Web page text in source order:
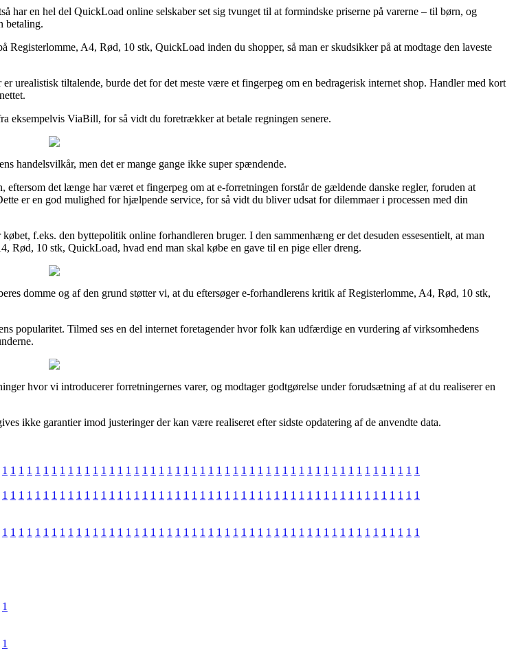
har en hel del QuickLoad online selskaber set sig tvunget til at formindske priserne på varerne – til børn, og
betaling.
A4, Rød, 10 stk, QuickLoad inden du shopper, så man er skudsikker på at modtage den laveste
urealistisk tiltalende, burde det for det meste være et fingerpeg om en bedragerisk internet shop. Handler med kort
eksempelvis ViaBill, for så vidt du foretrækker at betale regningen senere.
handelsvilkår, men det er mange gange ikke super spændende.
det længe har været et fingerpeg om at e-forretningen forstår de gældende danske regler, foruden at
er en god mulighed for hjælpende service, for så vidt du bliver udsat for dilemmaer i processen med din
f.eks. den byttepolitik online forhandleren bruger. I den sammenhæng er det desuden essesentielt, at man
Rød, 10 stk, QuickLoad, hvad end man skal købe en gave til en pige eller dreng.
domme og af den grund støtter vi, at du eftersøger e-forhandlerens kritik af Registerlomme, A4, Rød, 10 stk,
popularitet. Tilmed ses en del internet foretagender hvor folk kan udfærdige en vurdering af virksomhedens
hvor vi introducerer forretningernes varer, og modtager godtgørelse under forudsætning af at du realiserer en
ikke garantier imod justeringer der kan være realiseret efter sidste opdatering af de anvendte data.
1 1 1 1 1 1 1 1 1 1 1 1 1 1 1 1 1 1 1 1 1 1 1 1 1 1 1 1 1 1 1 1 1 1 1 1 1 1 1 1 1 1 1 1 1 1 1 1 1 1 1
1 1 1 1 1 1 1 1 1 1 1 1 1 1 1 1 1 1 1 1 1 1 1 1 1 1 1 1 1 1 1 1 1 1 1 1 1 1 1 1 1 1 1 1 1 1 1 1 1 1 1
1 1 1 1 1 1 1 1 1 1 1 1 1 1 1 1 1 1 1 1 1 1 1 1 1 1 1 1 1 1 1 1 1 1 1 1 1 1 1 1 1 1 1 1 1 1 1 1 1 1 1
1
1